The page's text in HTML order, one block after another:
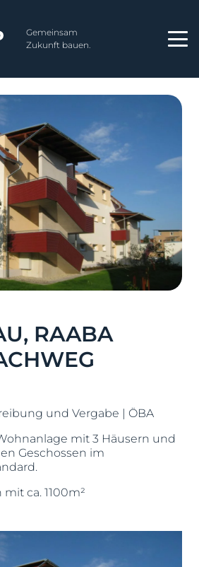
Gemeinsam
Zukunft bauen.
RAABA
und Vergabe | ÖBA
mit 3 Häusern und
Geschossen im
ca. 1100m²